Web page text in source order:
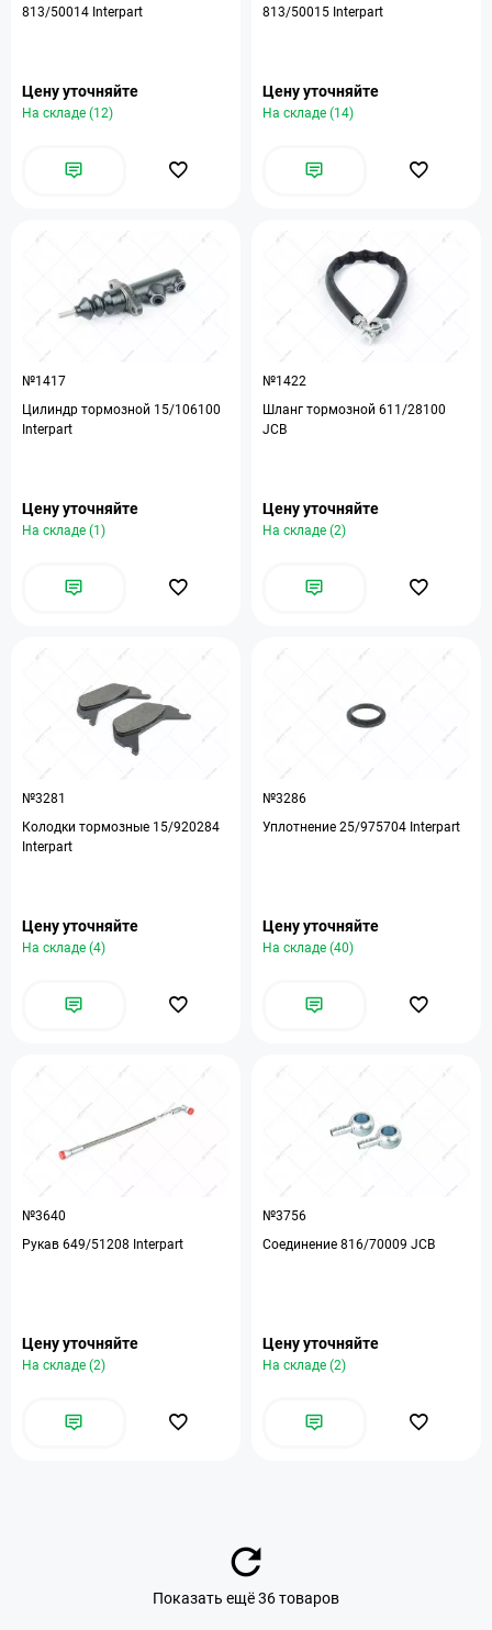
813/50014 Interpart
Цену уточняйте
На складе (12)
813/50015 Interpart
Цену уточняйте
На складе (14)
№1417
Цилиндр тормозной 15/106100
Interpart
Цену уточняйте
На складе (1)
№1422
Шланг тормозной 611/28100
JCB
Цену уточняйте
На складе (2)
№3281
Колодки тормозные 15/920284
Interpart
Цену уточняйте
На складе (4)
№3286
Уплотнение 25/975704 Interpart
Цену уточняйте
На складе (40)
№3640
Рукав 649/51208 Interpart
Цену уточняйте
На складе (2)
№3756
Соединение 816/70009 JCB
Цену уточняйте
На складе (2)
Показать ещё 36 товаров